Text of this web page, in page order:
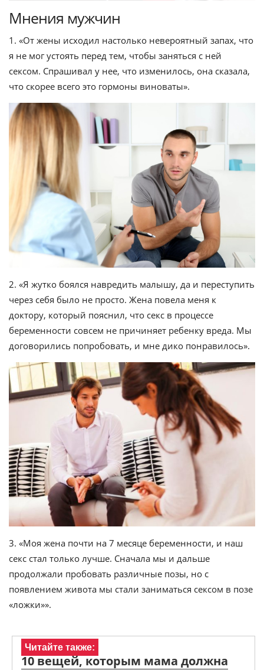
Мнения мужчин
1. «От жены исходил настолько невероятный запах, что
я не мог устоять перед тем, чтобы заняться с ней
сексом. Спрашивал у нее, что изменилось, она сказала,
что скорее всего это гормоны виноваты».
2. «Я жутко боялся навредить малышу, да и переступить
через себя было не просто. Жена повела меня к
доктору, который пояснил, что секс в процессе
беременности совсем не причиняет ребенку вреда. Мы
договорились попробовать, и мне дико понравилось».
3. «Моя жена почти на 7 месяце беременности, и наш
секс стал только лучше. Сначала мы и дальше
продолжали пробовать различные позы, но с
появлением живота мы стали заниматься сексом в позе
«ложки»».
Читайте также:
10 вещей, которым мама должна